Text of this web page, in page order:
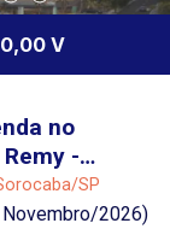
V
no
-
SP
2026)